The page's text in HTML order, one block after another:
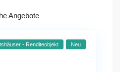
Angebote
- Renditeobjekt Neu